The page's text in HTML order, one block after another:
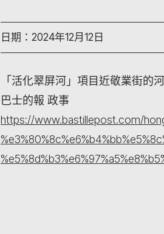
日期：2024年12月12日
「活化翠屏河」項目近敬業街的
巴士的報 政事
https://www.bastillepost.com/